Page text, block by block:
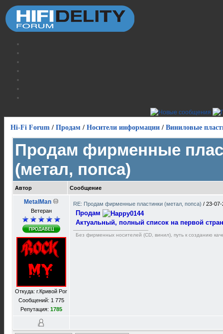
Hi-Fi Forum / Продам / Носители информации / Виниловые
Продам фирменные
(метал, попса)
Автор Сообщение
MetalMan
Ветеран
Откуда: г.Кривой Рог
Сообщений: 1 775
Репутация: 1785
RE: Продам фирменные пластинки (метал, попса) / 23-07-
Продам
Актуальный, полный список на первой
Без фирменных носителей (CD, винил), путь к созданию